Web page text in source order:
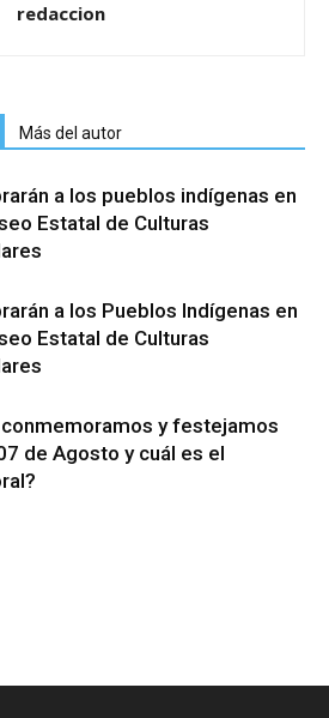
redaccion
Más del autor
a los pueblos indígenas en
Estatal de Culturas
a los Pueblos Indígenas en
Estatal de Culturas
conmemoramos y festejamos
de Agosto y cuál es el